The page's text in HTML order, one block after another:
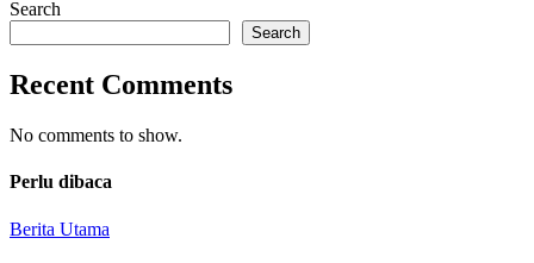
Search
Search
Recent Comments
No comments to show.
Perlu dibaca
Berita Utama